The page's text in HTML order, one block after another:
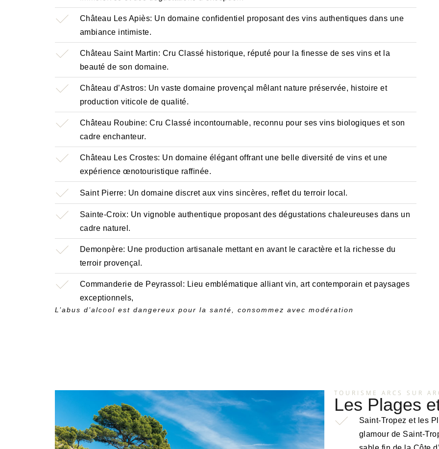
Château Les Apiès: Un domaine confidentiel proposant des vins authentiques dans une
ambiance intimiste.
Château Saint Martin: Cru Classé historique, réputé pour la finesse de ses vins et la
beauté de son domaine.
Château d’Astros: Un vaste domaine provençal mêlant nature préservée, histoire et
production viticole de qualité.
Château Roubine: Cru Classé incontournable, reconnu pour ses vins biologiques et son
cadre enchanteur.
Château Les Crostes: Un domaine élégant offrant une belle diversité de vins et une
expérience œnotouristique raffinée.
Saint Pierre: Un domaine discret aux vins sincères, reflet du terroir local.
Sainte-Croix: Un vignoble authentique proposant des dégustations chaleureuses dans un
cadre naturel.
Demonpère: Une production artisanale mettant en avant le caractère et la richesse du
terroir provençal.
Commanderie de Peyrassol: Lieu emblématique alliant vin, art contemporain et paysages
exceptionnels,
L’abus d’alcool est dangereux pour la santé, consommez avec modération
TOURISME ARCS SUR
Les Plages
Saint-Tropez et les
glamour de Saint-